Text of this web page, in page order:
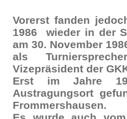
Vorerst fanden
1986 wieder in der
am 30. November
als
Vizepräsident der
Erst im Jahre
Austragungsort
Frommershausen.